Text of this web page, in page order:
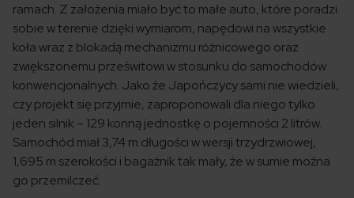
ramach. Z założenia miało być to małe auto, które poradzi
sobie w terenie dzięki wymiarom, napędowi na wszystkie
koła wraz z blokadą mechanizmu różnicowego oraz
zwiększonemu prześwitowi w stosunku do samochodów
konwencjonalnych. Jako że Japończycy sami nie wiedzieli,
czy projekt się przyjmie, zaproponowali dla niego tylko
jeden silnik – 129 konną jednostkę o pojemności 2 litrów.
Samochód miał 3,74 m długości w wersji trzydrzwiowej,
1,695 m szerokości i bagażnik tak mały, że w sumie można
go przemilczeć.